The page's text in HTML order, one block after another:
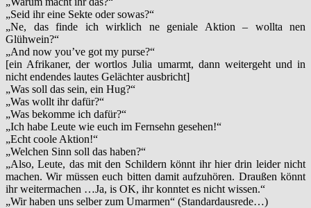
„Seid ihr eine Sekte oder sowas?“
„Ne, das finde ich wirklich ne geniale Aktion – wollta nen
Glühwein?“
„And now you’ve got my purse?“
[ein Afrikaner, der wortlos Julia umarmt, dann weitergeht und in
nicht endendes lautes Gelächter ausbricht]
„Was soll das sein, ein Hug?“
„Was wollt ihr dafür?“
„Was bekomme ich dafür?“
„Ich habe Leute wie euch im Fernsehn gesehen!“
„Echt coole Aktion!“
„Welchen Sinn soll das haben?“
„Also, Leute, das mit den Schildern könnt ihr hier drin leider nicht
machen. Wir müssen euch bitten damit aufzuhören. Draußen könnt
ihr weitermachen …Ja, is OK, ihr konntet es nicht wissen.“
„Wir haben uns selber zum Umarmen“ (Standardausrede…)